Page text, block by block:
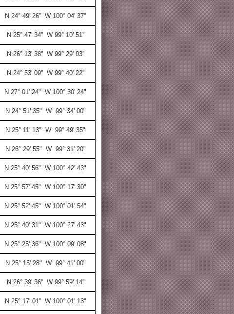
N 24° 49' 26'' W 100° 04' 37''
N 25° 47' 34'' W 99° 10' 51''
N 26° 13' 38'' W 99° 29' 03''
N 24° 53' 09'' W 99° 40' 22''
N 27° 01' 24" W 100° 30' 24"
N 24° 51' 35" W 99° 34' 00"
N 25° 11' 13" W 99° 49' 35"
N 26° 29' 55" W 99° 31' 20"
N 25° 40' 56" W 100° 42' 43"
N 25° 57' 45" W 100° 17' 30"
N 25° 52' 45" W 100° 01' 54"
N 25° 40' 31" W 100° 27' 43"
N 25° 25' 36" W 100° 09' 08"
N 25° 15' 28" W 99° 41' 00"
N 26° 39' 36'' W 99° 59' 14''
N 25° 17' 01'' W 100° 01' 13''